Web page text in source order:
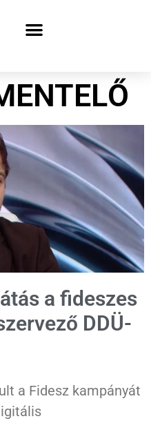
a fideszes
DDÜ-
a Fidesz kampányát